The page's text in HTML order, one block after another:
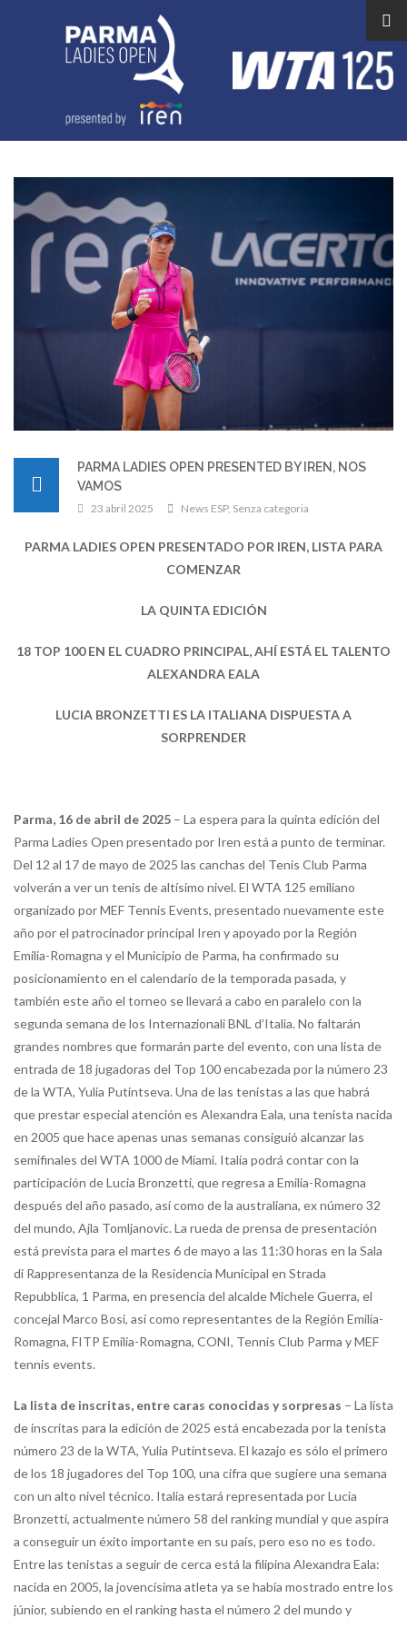
PARMA LADIES OPEN PRESENTED BY IREN, NOS
VAMOS
23 abril 2025 News ESP, Senza categoria
PARMA LADIES OPEN PRESENTADO POR IREN, LISTA PARA
COMENZAR
LA QUINTA EDICIÓN
18 TOP 100 EN EL CUADRO PRINCIPAL, AHÍ ESTÁ EL TALENTO
ALEXANDRA EALA
LUCIA BRONZETTI ES LA ITALIANA DISPUESTA A
SORPRENDER
Parma, 16 de abril de 2025 – La espera para la quinta edición del
Parma Ladies Open presentado por Iren está a punto de terminar.
Del 12 al 17 de mayo de 2025 las canchas del Tenis Club Parma
volverán a ver un tenis de altísimo nivel. El WTA 125 emiliano
organizado por MEF Tennis Events, presentado nuevamente este
año por el patrocinador principal Iren y apoyado por la Región
Emilia-Romagna y el Municipio de Parma, ha confirmado su
posicionamiento en el calendario de la temporada pasada, y
también este año el torneo se llevará a cabo en paralelo con la
segunda semana de los Internazionali BNL d’Italia. No faltarán
grandes nombres que formarán parte del evento, con una lista de
entrada de 18 jugadoras del Top 100 encabezada por la número 23
de la WTA, Yulia Putintseva. Una de las tenistas a las que habrá
que prestar especial atención es Alexandra Eala, una tenista nacida
en 2005 que hace apenas unas semanas consiguió alcanzar las
semifinales del WTA 1000 de Miami. Italia podrá contar con la
participación de Lucia Bronzetti, que regresa a Emilia-Romagna
después del año pasado, así como de la australiana, ex número 32
del mundo, Ajla Tomljanovic. La rueda de prensa de presentación
está prevista para el martes 6 de mayo a las 11:30 horas en la Sala
di Rappresentanza de la Residencia Municipal en Strada
Repubblica, 1 Parma, en presencia del alcalde Michele Guerra, el
concejal Marco Bosi, así como representantes de la Región Emilia-
Romagna, FITP Emilia-Romagna, CONI, Tennis Club Parma y MEF
tennis events.
La lista de inscritas, entre caras conocidas y sorpresas – La lista
de inscritas para la edición de 2025 está encabezada por la tenista
número 23 de la WTA, Yulia Putintseva. El kazajo es sólo el primero
de los 18 jugadores del Top 100, una cifra que sugiere una semana
con un alto nivel técnico. Italia estará representada por Lucia
Bronzetti, actualmente número 58 del ranking mundial y que aspira
a conseguir un éxito importante en su país, pero eso no es todo.
Entre las tenistas a seguir de cerca está la filipina Alexandra Eala:
nacida en 2005, la jovencísima atleta ya se había mostrado entre los
júnior, subiendo en el ranking hasta el número 2 del mundo y